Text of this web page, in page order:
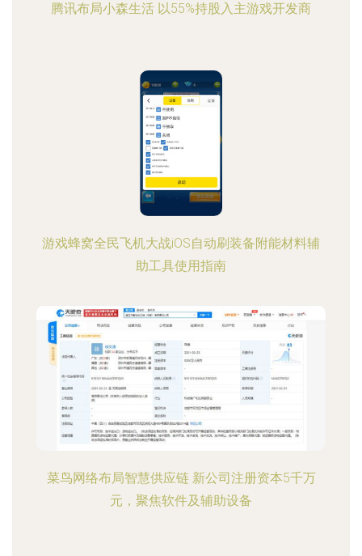
腾讯布局小森生活 以55%持股入主游戏开发商
游戏蜂窝全民飞机大战iOS自动刷装备附能材料辅
助工具使用指南
菜鸟网络布局智慧供应链 新公司注册资本5千万
元，聚焦软件及辅助设备